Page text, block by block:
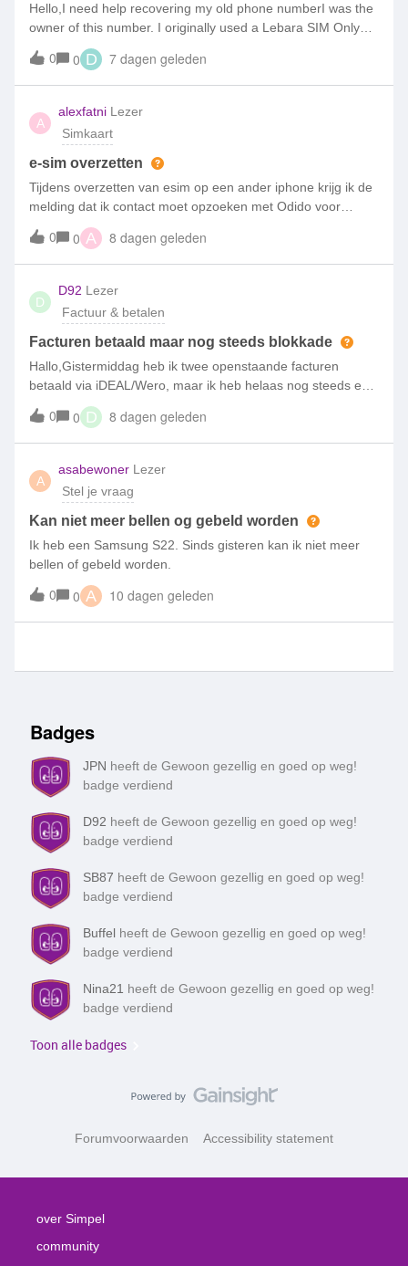
Hello,I need help recovering my old phone numberI was the
owner of this number. I originally used a Lebara SIM Only
subscription from 2023. After finishing my Lebara contract, I
transferred the number to Simpel.My Simpel subscription
has now expired,
0 0 D 7 dagen geleden
A
alexfatni Lezer
Simkaart
e-sim overzetten
Tijdens overzetten van esim op een ander iphone krijg ik de
melding dat ik contact moet opzoeken met Odido voor
verder assistentie. Bij Odido winkel geweest, het antwoord is
zij kunnen helpen en moet contact opzoeken met Simpel.
Kastje naar de muur s
0 0 A 8 dagen geleden
D
D92 Lezer
Factuur & betalen
Facturen betaald maar nog steeds blokkade
Hallo,Gistermiddag heb ik twee openstaande facturen
betaald via iDEAL/Wero, maar ik heb helaas nog steeds een
blokkade en kan dus niet internetten en bellen. Wanneer
wordt deze blokkade opgeheven, zodat ik weer bereikbaar
ben? De betaling staat in de
0 0 D 8 dagen geleden
A
asabewoner Lezer
Stel je vraag
Kan niet meer bellen og gebeld worden
Ik heb een Samsung S22. Sinds gisteren kan ik niet meer
bellen of gebeld worden.
0 0 A 10 dagen geleden
Badges
JPN heeft de Gewoon gezellig en goed op weg!
badge verdiend
D92 heeft de Gewoon gezellig en goed op weg!
badge verdiend
SB87 heeft de Gewoon gezellig en goed op weg!
badge verdiend
Buffel heeft de Gewoon gezellig en goed op weg!
badge verdiend
Nina21 heeft de Gewoon gezellig en goed op weg!
badge verdiend
Toon alle badges
Forumvoorwaarden Accessibility statement
over Simpel
community